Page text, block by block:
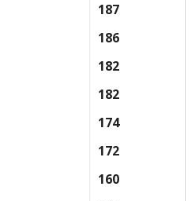
187
186
182
182
174
172
160